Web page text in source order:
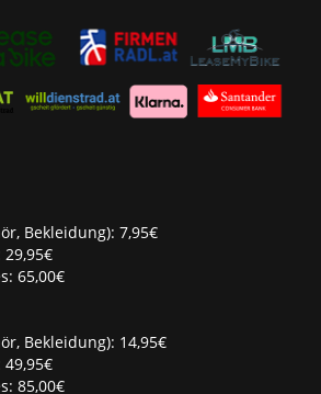
Bekleidung): 7,95€
65,00€
Bekleidung): 14,95€
85,00€